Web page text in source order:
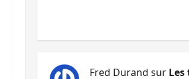
Fred Durand sur